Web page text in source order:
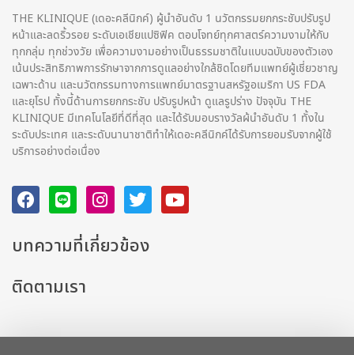
THE KLINIQUE (เดอะคลีนิกค์) ผู้นำอันดับ 1 นวัตกรรมยกกระชับปรับรูป
หน้าและลดริ้วรอย ระดับเอเชียแปซิฟิค ตอบโจทย์ทุกศาสตร์ความงามให้กับ
ทุกกลุ่ม ทุกช่วงวัย เพื่อความงามอย่างเป็นธรรมชาติในแบบฉบับของตัวเอง
เน้นประสิทธิภาพการรักษาจากการดูแลอย่างใกล้ชิดโดยทีมแพทย์ผู้เชี่ยวชาญ
เฉพาะด้าน และนวัตกรรมทางการแพทย์มาตรฐานสหรัฐอเมริกา US FDA
และยุโรป ทั้งนี้ด้านการยกกระชับ ปรับรูปหน้า ดูแลรูปร่าง ปัจจุบัน THE
KLINIQUE มีเทคโนโลยีที่ดีที่สุด และได้รับมอบรางวัลผ้นำอันดับ 1 ทั้งใน
ระดับประเทศ และระดับนานาชาติทําให้เดอะคลีนิกค์ได้รับการยอมรับจากผู้ใช้
บริการอย่างต่อเนื่อง
บทความที่เกี่ยวข้อง
ติดตามเรา